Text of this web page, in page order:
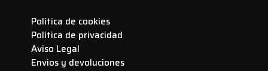
Política de cookies
Política de privacidad
Aviso Legal
Envios y devoluciones